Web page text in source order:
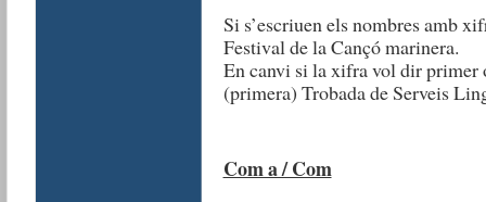
Si s’escriuen els nombres amb
Festival de la Cançó marinera.
En canvi si la xifra vol dir primer
(primera) Trobada de Serveis
Com a / Com